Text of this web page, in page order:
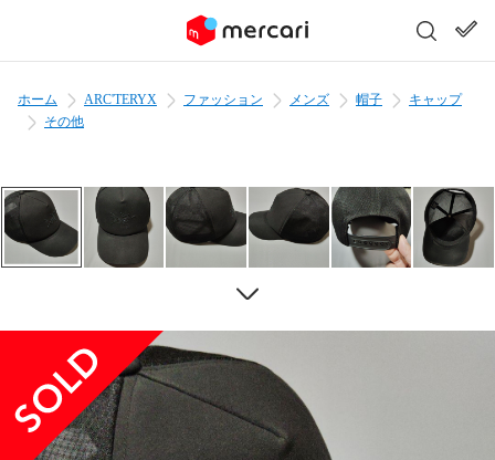
ホーム ARC'TERYX ファッション メンズ 帽子
キャップ
その他